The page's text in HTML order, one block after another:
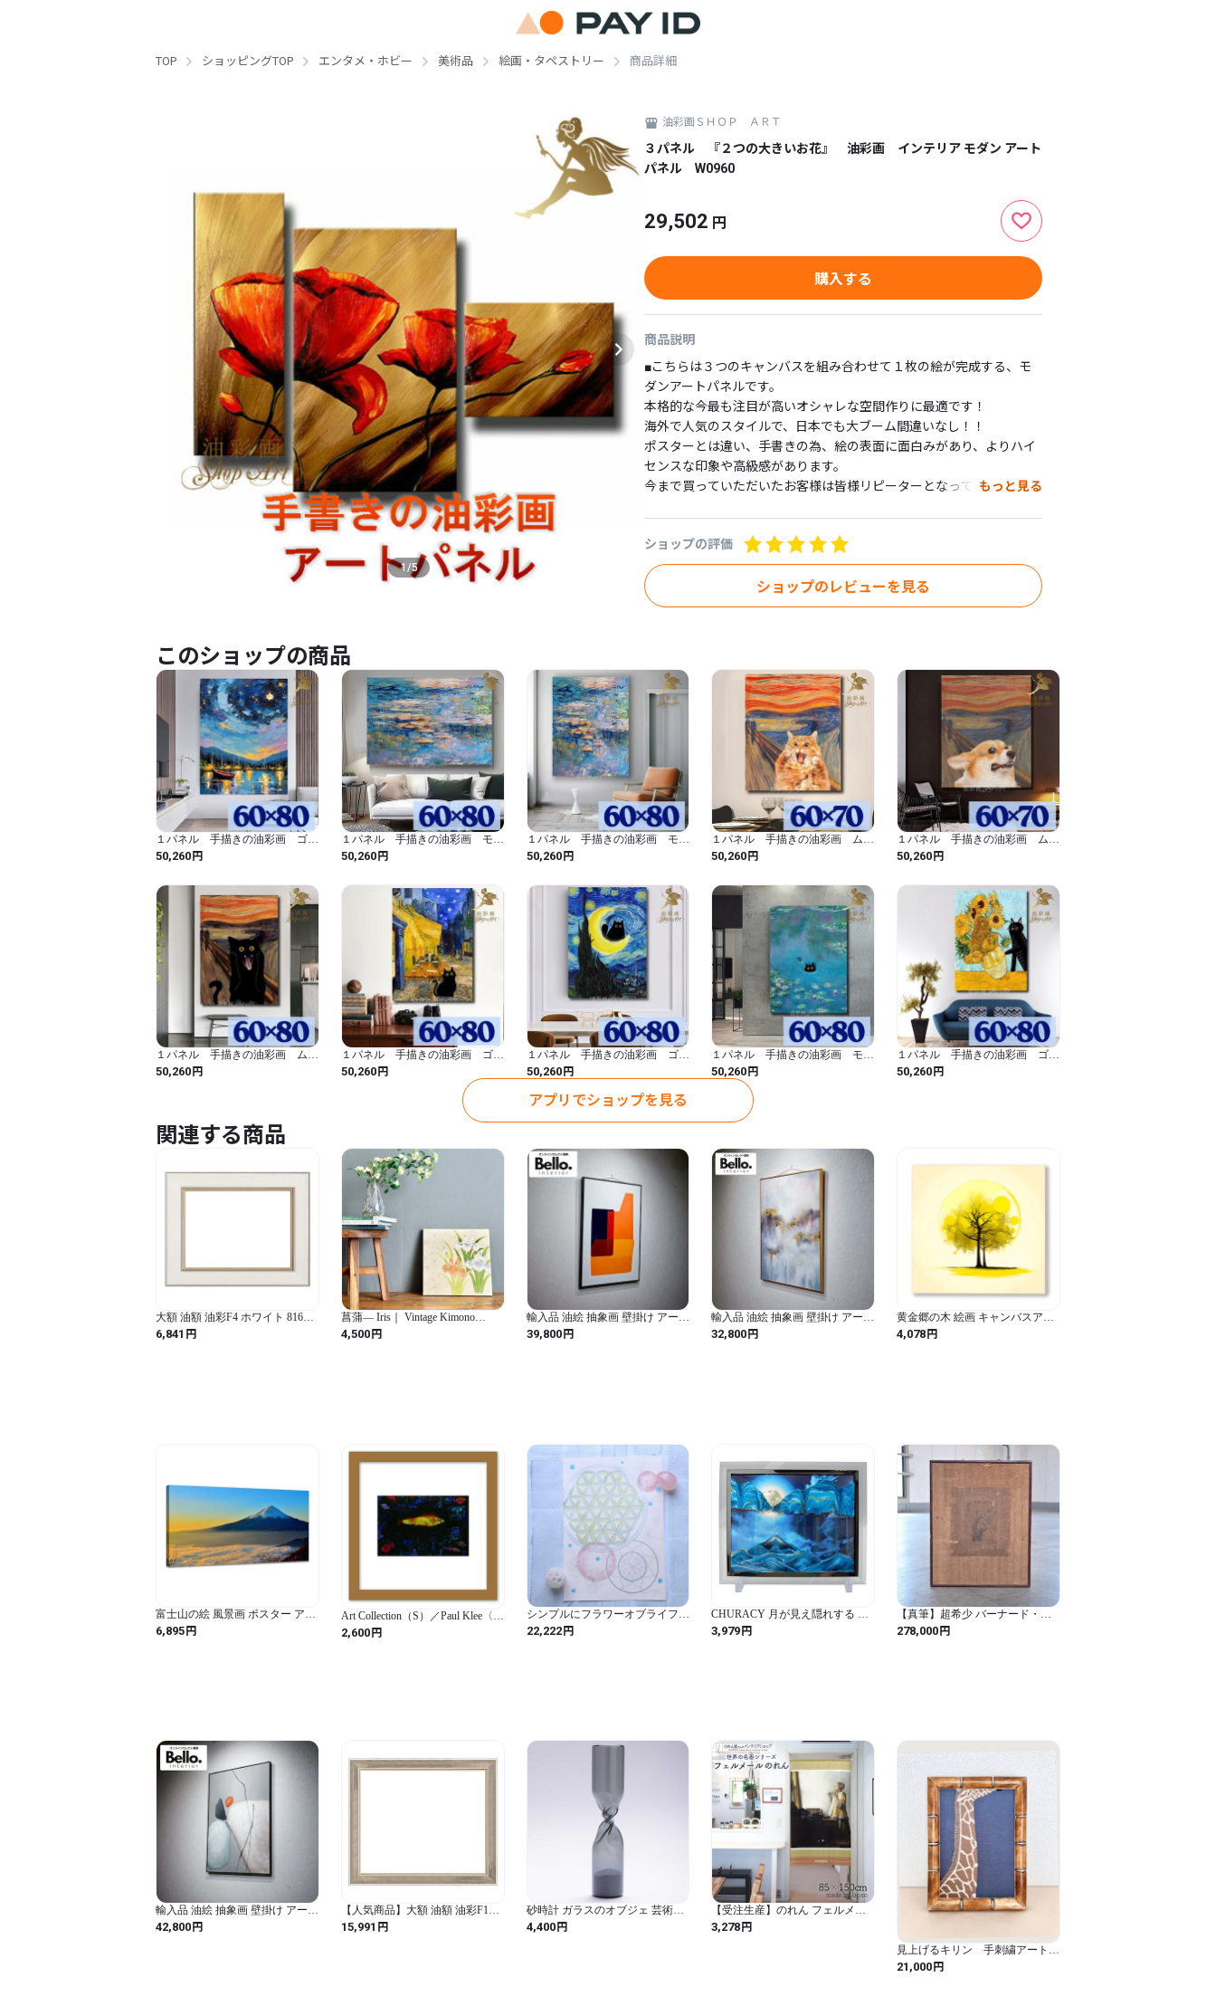
TOP ショッピングTOP エンタメ・ホビー 美術品 絵画・タペストリー 商品詳細
1 /5
油彩画ＳＨＯＰ ＡＲＴ
３パネル 『２つの大きいお花』 油彩画 インテリア モダン アート
パネル W0960
29,502 円
購入する
商品説明
■こちらは３つのキャンバスを組み合わせて１枚の絵が完成する、モ
ダンアートパネルです。
本格的な今最も注目が高いオシャレな空間作りに最適です！
海外で人気のスタイルで、日本でも大ブーム間違いなし！！
ポスターとは違い、手書きの為、絵の表面に面白みがあり、よりハイ
センスな印象や高級感があります。
今まで買っていただいたお客様は皆様リピーターとなって、
立体感あるインテリア空間を演出してください。
■ご自宅にはもちろん、業務用では、事務所やモデルルームやお店や
各種施設など様々な空間に飾って頂いています。
また新築祝いや、出産祝いや、開店祝いや、日ごろの感謝の気持ちを
【形　状】
キャンパス
３パネルセット、画びょう付
【サイズ】
50センチ×30センチが1つ
50センチ×80センチが1つ
30センチ×80センチが1つ
厚み；約2センチ
※サイズ、色合いなど若干の誤差はご了承くださいませ。
【素　材】
手書きの油彩画パネル
【納期】
３０日～50日程度いただきます。
※お客様のご注文を受けてから制作いたします。
ほとんどは30日前後で完成しますが、お時間をいただきますので、
ご理解の上ご注文をお願いいたします。
-----------------
【ご注意事項】
* 写真の原画を元に、お客様から注文を受け次第、製作いたします。
* 1枚1枚作成するため、写真と若干異なる場合がございますので、ご
* PCのモニターにより実際の商品と色味が多少異なることがございま
* 注文を受けてから、製作いたしますので、注文後の取り消しなどは
* 商品到着時に、破損不良がございました場合のみ交換の対象とさせ
ご注文前に必ずabout　をお読みいただき、ご納得の上ご購入くださ
いませ。
⇒http://yusaishopart.thebase.in/about
・配送方法はゆうパック、または西濃運輸とさせて頂きます。
（お選びいただけませんのでご注意ください。）
もっと見る
ショップの評価
ショップのレビューを見る
このショップの商品
１パネル 手描きの油彩画 ゴッ
ホ 星月夜 アレンジ 絵画 イ
ンテリア モダン アートパネル
50,260円
１パネル 手描きの油彩画 モ
ネ 睡蓮 アレンジ モネ 睡
蓮 アレンジ 縦 絵画 インテ
50,260円
１パネル 手描きの油彩画 モ
ネ 睡蓮 アレンジ 縦 絵画
インテリア モダン アートパネ
50,260円
１パネル 手描きの油彩画 ムン
クの叫び 猫アレンジ 絵画 イ
ンテリア モダン アートパネル
50,260円
１パネル 手描きの油彩画 ムン
クの叫び 犬アレンジ 絵画 イ
ンテリア モダン アートパネル
50,260円
１パネル 手描きの油彩画 ムン
クの叫び 黒猫アレンジ 絵画
インテリア モダン アートパネ
50,260円
１パネル 手描きの油彩画 ゴッ
ホ 夜のカフェテラス 黒猫アレ
ンジ 絵画 インテリア モダン
50,260円
１パネル 手描きの油彩画 ゴッ
ホ 星月夜 黒猫アレンジ 絵
画 インテリア モダン アートパ
ネル 6017
50,260円
１パネル 手描きの油彩画 モ
ネ 睡蓮 黒猫アレンジ 絵画
インテリア モダン アートパネ
ル 6016
50,260円
１パネル 手描きの油彩画 ゴッ
ホ ひまわり 黒猫アレンジ 絵
画 インテリア モダン アートパ
50,260円
アプリでショップを見る
関連する商品
大額 油額 油彩F4 ホワイト 8163
素材:樹脂製 (ホワイト / F4 / スタ
イリッシュ / 長方形)
6,841 円
菖蒲— Iris｜ Vintage Kimono
Fabric Panel Japanese Wall Art 30 ×
30cm ヴィンテージ着物 アートパ
4,500円
輸入品 油絵 抽象画 壁掛け アート
100×70 現代 美術 絵 絵画 インテ
リア ミッドセンチュリー デザイ
39,800円
輸入品 油絵 抽象画 壁掛け アート
100×80 現代 美術 絵 絵画 インテ
リア モダン ラグジュアリー ホテ
32,800円
黄金郷の木 絵画 キャンバスアー
ト 開運 運気上昇 風水アート ファ
ンタジックツリー 30cm×30cm ア
4,078円
富士山の絵 風景画 ポスター アー
トパネル 富士山 絵画 自然 赤富士
アート 玄関 開運絵 山の絵 装飾画
6,895円
Art Collection（S）／Paul Klee〈パ
ウル・クレー〉/黄金の魚：（S
size）/フレームカラー：ナチュラ
2,600円
シンプルにフラワーオブライフを
取り入れたい方にはコレ♡
22,222円
CHURACY 月が見え隠れする サ
ンドピクチャー 置き型 アート 砂
インテリア サンドアート サンド
3,979円
【真筆】超希少 バーナード・リ
ーチ作 柳宗悦直筆「草」 植物画
柳宗悦 民芸 民藝運動 骨董 水谷良
278,000円
輸入品 油絵 抽象画 壁掛け アート
100×70 現代 美術 絵 絵画 インテ
リア モダン ミニマル 北欧
42,800円
【人気商品】大額 油額 油彩F12
チャコール 8163 素材:樹脂製
15,991 円
砂時計 ガラスのオブジェ 芸術作
品 100percent 100% STUDIO
COHAKU Timeless 100パーセント
4,400円
【受注生産】のれん フェルメー
ル 真珠の首飾りの女 西洋画 グッ
ズ 名画 インテリア 暖簾 幅85ｘ丈
3,278円
見上げるキリン 手刺繍アートフ
レーム｜飾るアート
21,000円